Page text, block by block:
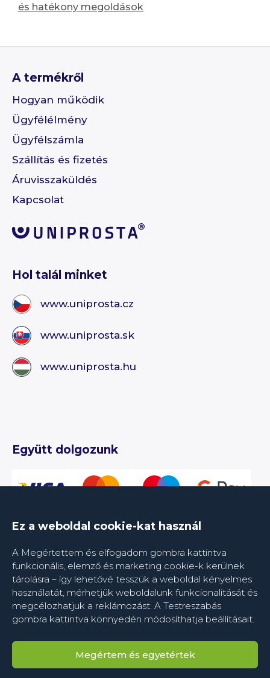
Ez a weboldal cookie-kat használ
A Megértettem és elfogadom gombra kattintva
funkcionális, elemző és marketing cookie-k kerülnek
tárolásra – így lehetővé tesszük a weboldal kényelmes
használatát, mérhetjük weboldalunk funkcionalitását és
megcélozhatjuk a reklámozást. A Testreszabás
gombra kattintva könnyedén módosíthatja beállításait.
Megértem és egyetértek
és hatékony megoldások
A termékről
Hogyan működik
Ügyfélélmény
Ügyfélszámla
Szállítás és fizetés
Áruvisszaküldés
Kapcsolat
Hol talál minket
www.uniprosta.cz
www.uniprosta.sk
www.uniprosta.hu
Együtt dolgozunk
© 2019–2026 UNIPROSTA® - étrend-kiegészítő.